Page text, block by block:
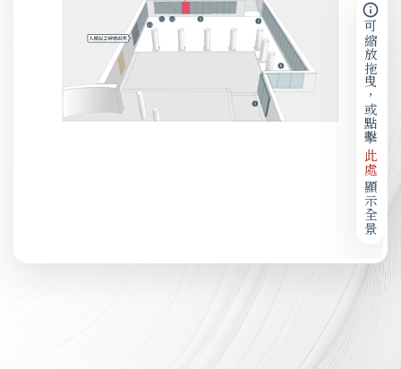
可縮放拖曳，或點擊
此處
顯示全景